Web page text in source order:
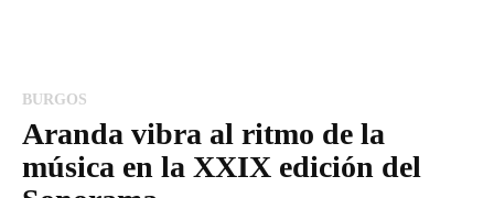
BURGOS
Aranda vibra al ritmo de la
música en la XXIX edición del